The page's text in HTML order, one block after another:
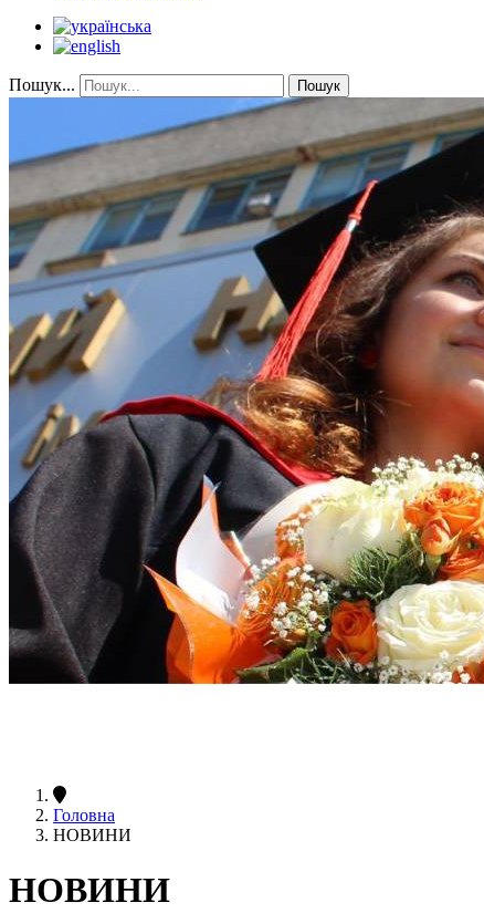
Пошук... Пошук
Головна
НОВИНИ
НОВИНИ